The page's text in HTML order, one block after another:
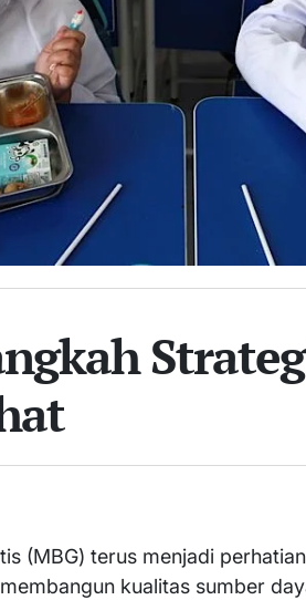
(MBG) terus menjadi
kualitas sumber